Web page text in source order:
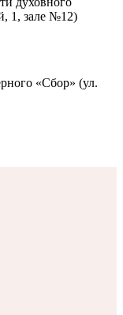
1, зале №12)
«Сбор» (ул.